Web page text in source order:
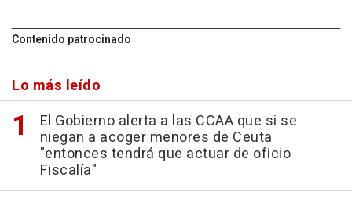
Contenido patrocinado
Lo más leído
El Gobierno alerta a las CCAA que si se
niegan a acoger menores de Ceuta
"entonces tendrá que actuar de oficio
Fiscalía"